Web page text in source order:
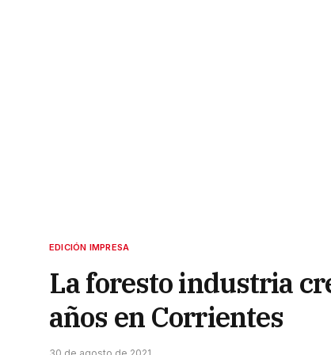
EDICIÓN IMPRESA
La foresto industria
años en Corrientes